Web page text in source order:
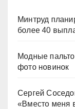
Минтруд
более 40
Модные
фото новинок
Сергей
«Вместо меня